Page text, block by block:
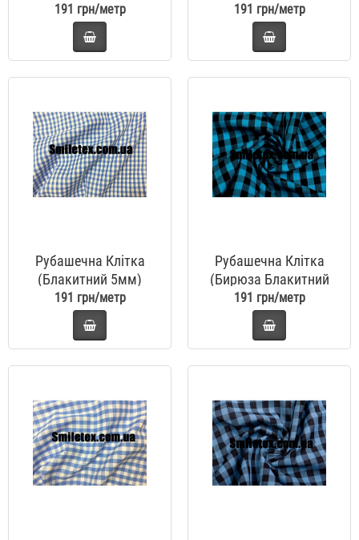
191 грн/метр
10мм)
191 грн/метр
Рубашечна Клітка
(Блакитний 5мм)
191 грн/метр
Рубашечна Клітка
(Бирюза Блакитний
Чорний 10мм)
191 грн/метр